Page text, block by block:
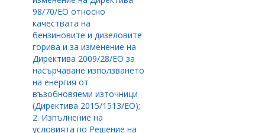
98/70/ЕО относно
качествата на
бензиновите и дизеловите
горива и за изменение на
Директива 2009/28/ЕО за
насърчаване използването
на енергия от
възобновяеми източници
(Директива 2015/1513/ЕО);
2. Изпълнение на
условията по Решение на